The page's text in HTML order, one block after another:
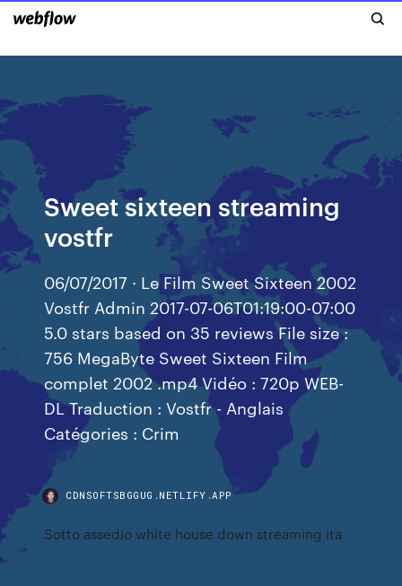
Sweet sixteen streaming
vostfr
06/07/2017 · Le Film Sweet Sixteen 2002
Vostfr Admin 2017-07-06T01:19:00-07:00
5.0 stars based on 35 reviews File size :
756 MegaByte Sweet Sixteen Film
complet 2002 .mp4 Vidéo : 720p WEB-
DL Traduction : Vostfr - Anglais
Catégories : Crim
CDNSOFTSBGGUG.NETLIFY.APP
Sotto assedio white house down streaming ita